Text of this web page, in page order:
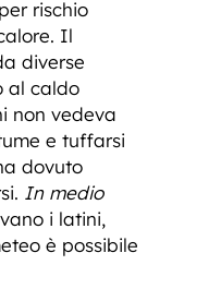
rischio
Il
diverse
al caldo
non vedeva
e tuffarsi
dovuto
In medio
i latini,
è possibile